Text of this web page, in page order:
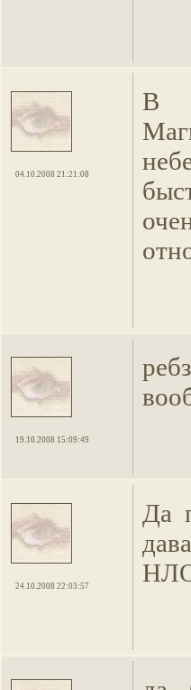
04.10.2008 21:21:08
В
19.10.2008 15:09:49
24.10.2008 22:03:57
Да